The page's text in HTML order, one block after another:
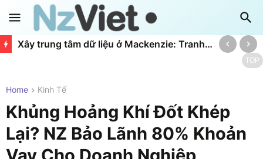
Xây trung tâm dữ liệu ở Mackenzie: Tranh cãi giữa kinh tế và môi trường
TOP
Home Kinh Tế
Khủng Hoảng Khí Đốt Khép
Lại? NZ Bảo Lãnh 80% Khoản